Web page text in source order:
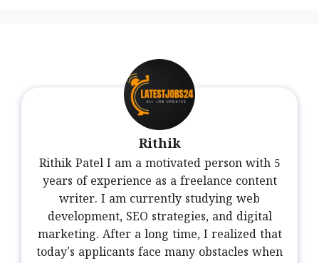
Rithik
Rithik Patel I am a motivated person with 5
years of experience as a freelance content
writer. I am currently studying web
development, SEO strategies, and digital
marketing. After a long time, I realized that
today's applicants face many obstacles when